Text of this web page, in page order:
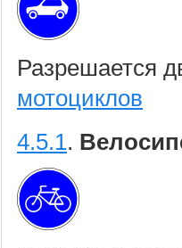
Разрешается
мотоциклов
4.5.1.